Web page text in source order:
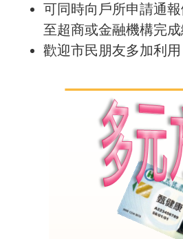
可同時向戶所申請通
至超商或金融機構完
歡迎市民朋友多加利用